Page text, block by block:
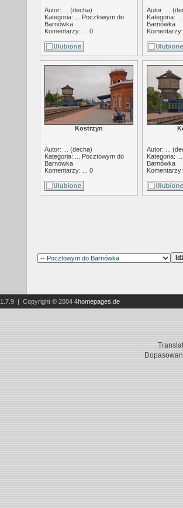
Autor: ... (decha)
Kategoria: ... Pocztowym do
Barnówka
Komentarzy: ... 0
Autor: ... (
Kategoria:
Barnówka
Kostrzyn
Autor: ... (decha)
Kategoria: ... Pocztowym do
Barnówka
Komentarzy: ... 0
Autor: ... (
Kategoria:
Barnówka
1.7.9 | Copyright © 2004 4homepages.de